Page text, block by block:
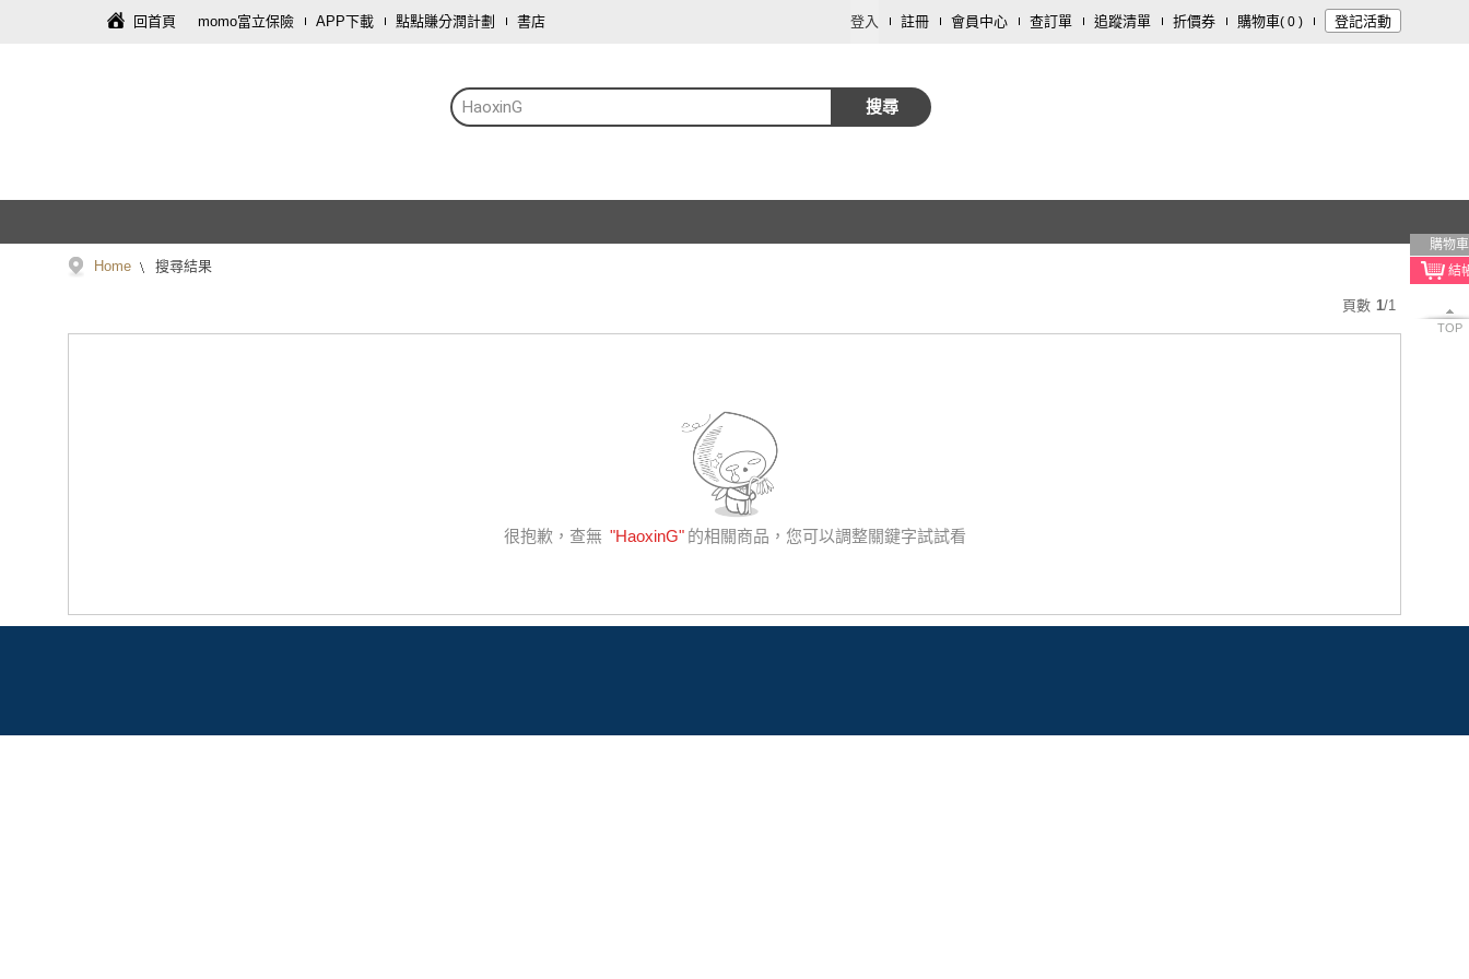
回首頁 momo富立保險 APP下載 點點賺分潤計劃 書店 登入 註冊 會員中心 查訂單 追蹤清單 折價券 購物車( 0 ) 登記活動
HaoxinG 搜尋
購物車
TOP
Home 搜尋結果
頁數 1/1
很抱歉，查無 "HaoxinG" 的相關商品，您可以調整關鍵字試試看